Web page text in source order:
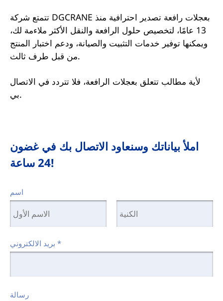
تتمتع شركة DGCRANE بعجلات رافعة تصدير احترافية منذ
13 عامًا، لتخصيص حلول الرافعة والنقل الأكثر ملاءمة لك،
ويمكنها توفير خدمات التثبيت والصيانة، ودعم اختبار المنتج
من قبل طرف ثالث.
لأية مطالب تتعلق بعجلات الرافعة، فلا تتردد في الاتصال
بي.
املأ بياناتك وسنعاود الاتصال بك في غضون
24 ساعة!
اسم
*
رسالة